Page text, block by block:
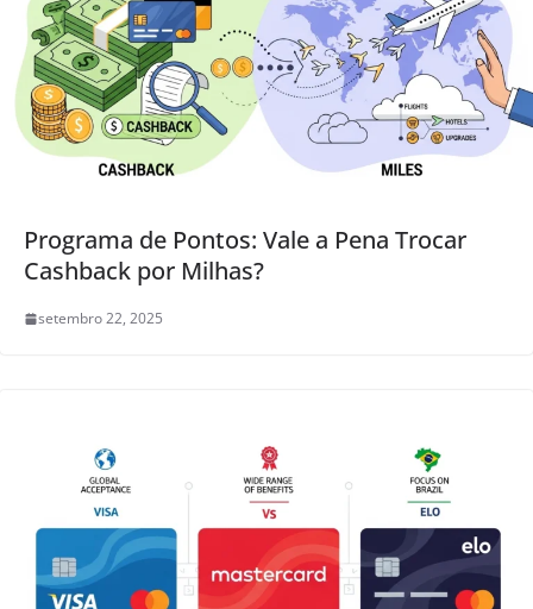
Programa de Pontos: Vale a Pena Trocar
Cashback por Milhas?
setembro 22, 2025